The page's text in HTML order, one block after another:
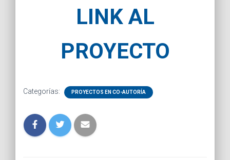
LINK AL
PROYECTO
Categorías: PROYECTOS EN CO-AUTORÍA